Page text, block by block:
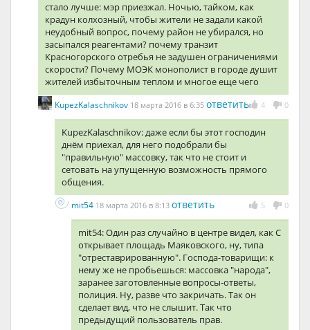
стало лучше: мэр приезжал. Ночью, тайком, как
крадун колхозный, чтобы жители не задали какой
неудобный вопрос, почему район не убирался, но
засыпался реагентами? почему транзит
Красногорского отребья не задушен ограничениями
скорости? Почему МОЭК монополист в городе душит
жителей избыточным теплом и многое еще чего
4 0
KupezKalaschnikov 18 марта 2016 в 6:35 ответить
KupezKalaschnikov: даже если бы этот господин
днём приехал, для него подобрали бы
"правильную" массовку, так что не стоит и
сетовать на упущенную возможность прямого
общения.
5 0
mit54 18 марта 2016 в 8:13 ответить
mit54: Один раз случайно в центре видел, как С
открывает площадь Маяковского, ну, типа
"отреставрированную". Господа-товарищи: к
нему же не пробьешься: массовка "народа",
заранее заготовленные вопросы-ответы,
полиция. Ну, разве что закричать. Так он
сделает вид, что не слышит. Так что
предыдущий пользователь прав.